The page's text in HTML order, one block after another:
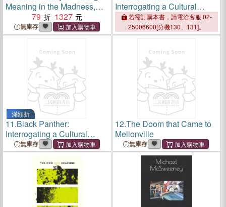
Meaning in the Madness,
One Bad Decision at a Time
79 1327
無庫存
Interrogating a Cultural
Phenomenon
若需訂購本書，請電洽客服 02-
25006600[分機130、131]。
滿額折
11.Black Panther:
Interrogating a Cultural
Phenomenon
無庫存
12.The Doom that Came to
Mellonville
無庫存